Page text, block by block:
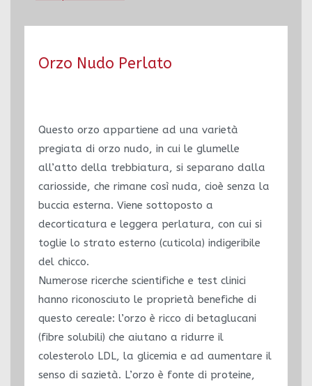
Orzo Nudo Perlato
Questo orzo appartiene ad una varietà
pregiata di orzo nudo, in cui le glumelle
all’atto della trebbiatura, si separano dalla
cariosside, che rimane così nuda, cioè senza la
buccia esterna. Viene sottoposto a
decorticatura e leggera perlatura, con cui si
toglie lo strato esterno (cuticola) indigeribile
del chicco.
Numerose ricerche scientifiche e test clinici
hanno riconosciuto le proprietà benefiche di
questo cereale: l’orzo è ricco di betaglucani
(fibre solubili) che aiutano a ridurre il
colesterolo LDL, la glicemia e ad aumentare il
senso di sazietà. L’orzo è fonte di proteine,